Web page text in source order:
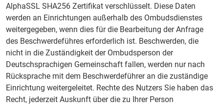
AlphaSSL SHA256 Zertifikat verschlüsselt. Diese Daten
werden an Einrichtungen außerhalb des Ombudsdienstes
weitergegeben, wenn dies für die Bearbeitung der Anfrage
des Beschwerdeführes erforderlich ist. Beschwerden, die
nicht in die Zuständigkeit der Ombudsperson der
Deutschsprachigen Gemeinschaft fallen, werden nur nach
Rücksprache mit dem Beschwerdeführer an die zuständige
Einrichtung weitergeleitet. Rechte des Nutzers Sie haben das
Recht, jederzeit Auskunft über die zu Ihrer Person